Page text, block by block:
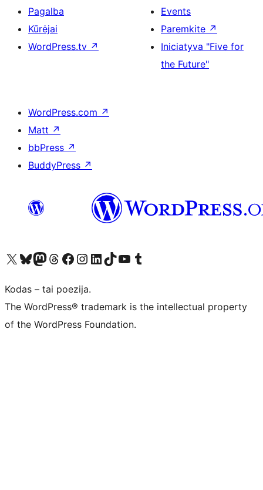
Pagalba
Kūrėjai
WordPress.tv ↗
Events
Paremkite ↗
Iniciatyva "Five for
the Future"
WordPress.com ↗
Matt ↗
bbPress ↗
BuddyPress ↗
Visit our X (formerly Twitter) account
Apsilankykite mūsų Bluesky paskyroje
Visit our Mastodon account
Apsilankykite mūsų Threads paskyroje
Visit our Facebook page
Visit our Instagram account
Visit our LinkedIn account
Apsilankykite mūsų TikTok paskyroje
Visit our YouTube channel
Apsilankykite mūsų Tumblr paskyroje
Kodas – tai poezija.
The WordPress® trademark is the intellectual property
of the WordPress Foundation.